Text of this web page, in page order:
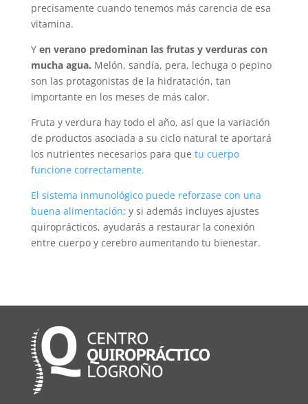
precisamente cuando tenemos más carencia de esa
vitamina.
Y en verano predominan las frutas y verduras con
mucha agua. Melón, sandía, pera, lechuga o pepino
son las protagonistas de la hidratación, tan
importante en los meses de más calor.
Fruta y verdura hay todo el año, así que la variación
de productos asociada a su ciclo natural te aportará
los nutrientes necesarios para que tu cuerpo
funcione correctamente.
El sistema inmunológico puede reforzase con una
buena alimentación; y si además incluyes ajustes
quiroprácticos, ayudarás a restaurar la conexión
entre cuerpo y cerebro aumentando tu bienestar.